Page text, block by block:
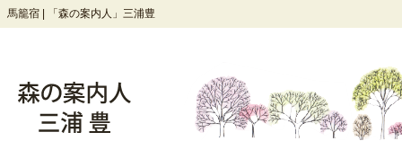
馬籠宿 | 「森の案内人」三浦豊